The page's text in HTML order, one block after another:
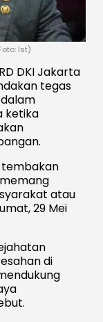
Ist)
DKI Jakarta
tegas
ketika
tembakan
atau
29 Mei
di